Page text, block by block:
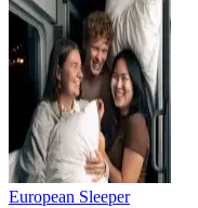
European Sleeper